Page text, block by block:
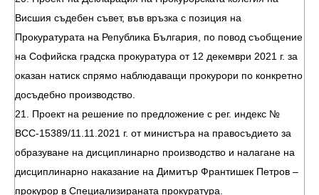
Висшия съдебен съвет, във връзка с позиция на
Прокуратурата на Република България, по повод съобщение
на Софийска градска прокуратура от 12 декември 2021 г. за
оказан натиск спрямо наблюдаващи прокурори по конкретно
досъдебно производство.
21. Проект на решение по предложение с рег. индекс №
ВСС-15389/11.11.2021 г. от министъра на правосъдието за
образуване на дисциплинарно производство и налагане на
дисциплинарно наказание на Димитър Франтишек Петров –
прокурор в Специализираната прокуратура.